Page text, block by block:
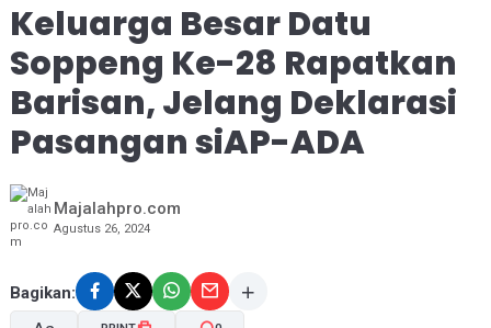
Keluarga Besar Datu
Soppeng Ke-28 Rapatkan
Barisan, Jelang Deklarasi
Pasangan siAP-ADA
Majalahpro.com
Agustus 26, 2024
Bagikan: